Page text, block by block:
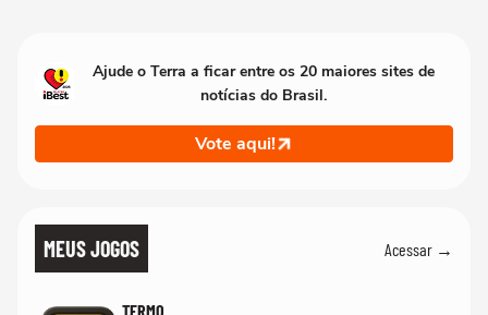
Ajude o Terra a ficar entre os 20 maiores sites de
notícias do Brasil.
Vote aqui!
MEUS JOGOS Acessar →
TERMO